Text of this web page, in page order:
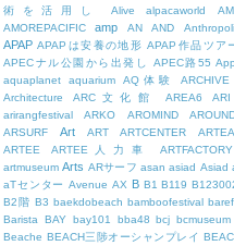
術を活用し
Alive alpacaworld
AMOREPACIFIC
amp AN AND
APAP APAPは安養の地形 APAP作品ツア
APECナル公園から出発し
APEC路55
aquaplanet
aquarium AQ体験 ARCHIVE
Architecture
ARC文化館 AREA6 ARI
arirangfestival
ARKO AROMIND
ARSURF
Art ART ARTCENTER
ARTEE
ARTEE人力車 ARTFACTORY
artmuseum Arts ARサーフ asan asiad Asiad
aTセンター Avenue AX B B1 B119
B2階 B3 baekdobeach bamboofestival
Barista
BAY bay101 bba48 bcj bcmuseum
Beache BEACH三陟オーシャンプレイ